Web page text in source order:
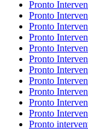
Pronto
Pronto
Pronto
Pronto
Pronto
Pronto
Pronto
Pronto
Pronto
Pronto
Pronto
Pronto